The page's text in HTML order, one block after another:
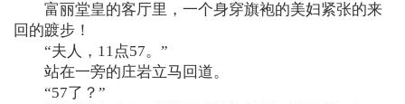
富丽堂皇的客厅里，一个身穿旗袍的美妇紧张的来
回的踱步！
“夫人，11点57。”
站在一旁的庄岩立马回道。
“57了？”